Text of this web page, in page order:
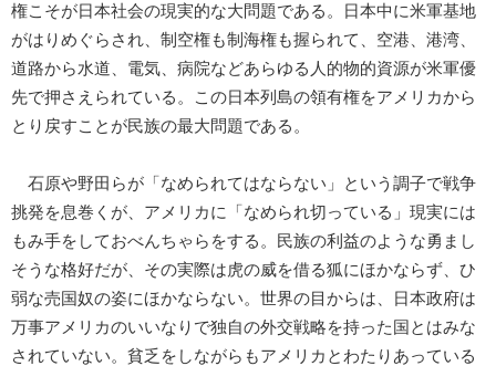
権こそが日本社会の現実的な大問題である。日本中に米軍基地
がはりめぐらされ、制空権も制海権も握られて、空港、港湾、
道路から水道、電気、病院などあらゆる人的物的資源が米軍優
先で押さえられている。この日本列島の領有権をアメリカから
とり戻すことが民族の最大問題である。
石原や野田らが「なめられてはならない」という調子で戦争
挑発を息巻くが、アメリカに「なめられ切っている」現実には
もみ手をしておべんちゃらをする。民族の利益のような勇まし
そうな格好だが、その実際は虎の威を借る狐にほかならず、ひ
弱な売国奴の姿にほかならない。世界の目からは、日本政府は
万事アメリカのいいなりで独自の外交戦略を持った国とはみな
されていない。貧乏をしながらもアメリカとわたりあっている